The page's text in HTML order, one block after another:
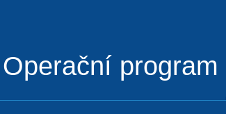
Operační program